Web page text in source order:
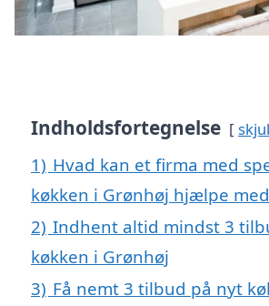
Indholdsfortegnelse skjul
1) Hvad kan et firma med
køkken i Grønhøj hjælpe
2) Indhent altid mindst 3
køkken i Grønhøj
3) Få nemt 3 tilbud på nyt